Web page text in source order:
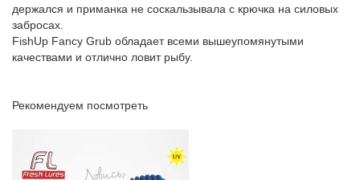
держался и приманка не соскальзывала с крючка на силовых
забросах.
FishUp Fancy Grub обладает всеми вышеупомянутыми
качествами и отлично ловит рыбу.
Рекомендуем посмотреть